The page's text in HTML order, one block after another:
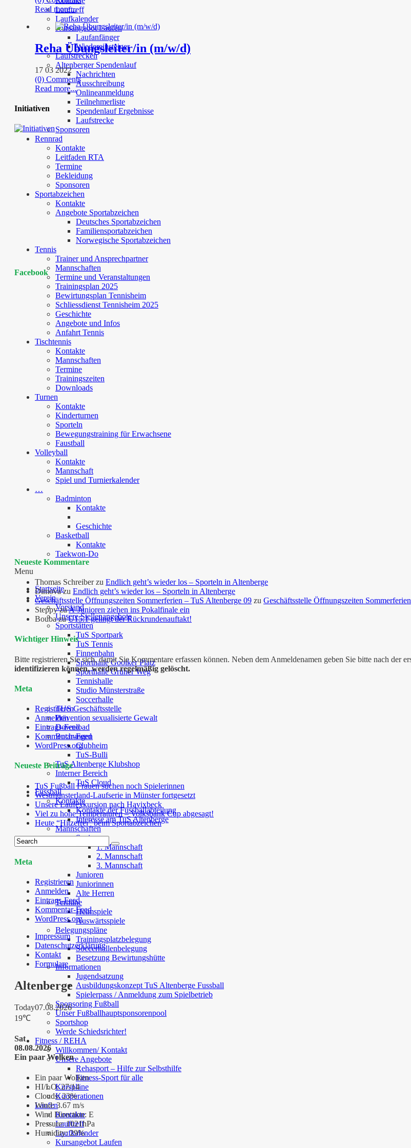
Lauftreff
Laufkalender
Kursangebot Laufen
Laufanfänger
Wiedereinsteiger
Laufstrecken
Altenberger Spendenlauf
Nachrichten
Ausschreibung
Onlineanmeldung
Teilnehmerliste
Spendenlauf Ergebnisse
Laufstrecke
Sponsoren
Rennrad
Kontakte
Leitfaden RTA
Termine
Bekleidung
Sponsoren
Sportabzeichen
Kontakte
Angebote Sportabzeichen
Deutsches Sportabzeichen
Familiensportabzeichen
Norwegische Sportabzeichen
Tennis
Trainer und Ansprechpartner
Mannschaften
Termine und Veranstaltungen
Trainingsplan 2025
Bewirtungsplan Tennisheim
Schliessdienst Tennisheim 2025
Geschichte
Angebote und Infos
Anfahrt Tennis
Tischtennis
Kontakte
Mannschaften
Termine
Trainingszeiten
Downloads
Turnen
Kontakte
Kinderturnen
Sporteln
Bewegungstraining für Erwachsene
Faustball
Volleyball
Kontakte
Mannschaft
Spiel und Turnierkalender
…
Badminton
Kontakte
Geschichte
Basketball
Kontakte
Taekwon-Do
Menu
Startseite
Verein
Vorstand
Unsere Stellenangebote
Sportstätten
TuS Sportpark
TuS Tennis
Finnenbahn
Sporthalle Gooiker Platz
Sporthalle Grüner Weg
Tennishalle
Studio Münsterstraße
Soccerhalle
TUS Geschäftsstelle
Prävention sexualisierte Gewalt
Download
Buchungen
Clubheim
TuS-Bulli
TuS Altenberge Klubshop
Interner Bereich
TuS Cloud
Fussball
Kontakte
Kontakte der Fussballabteilung
Interesse am TuS Altenberge
Mannschaften
Senioren
1. Mannschaft
2. Mannschaft
3. Mannschaft
Junioren
Juniorinnen
Alte Herren
Termine
Heimspiele
Auswärtsspiele
Belegungspläne
Trainingsplatzbelegung
Soccerhallenbelegung
Besetzung Bewirtungshütte
Informationen
Jugendsatzung
Ausbildungskonzept TuS Altenberge Fussball
Spielerpass / Anmeldung zum Spielbetrieb
Sponsoring Fußball
Unser Fußballhauptsponsorenpool
Sportshop
Werde Schiedsrichter!
Fitness / REHA
Willkommen/ Kontakt
Unsere Angebote
Rehasport – Hilfe zur Selbsthilfe
Fitness-Sport für alle
Kurspläne
Kooperationen
Laufen
Kontakte
Lauftreff
Laufkalender
Kursangebot Laufen
Read more...
Reha Übungsleiter/in (m/w/d)
17 03 2022
(0) Comments
Read more...
Initiativen
Facebook
Neueste Kommentare
Thomas Schreiberzu Endlich geht’s wieder los – Sporteln in Altenberge
Dimovazu Endlich geht’s wieder los – Sporteln in Altenberge
Geschäftsstelle Öffnungszeiten Sommerferien – TuS Altenberge 09 zu Geschäftsstelle Öffnungszeiten Sommerferien
SteppyzuA-Junioren ziehen ins Pokalfinale ein
BoubazuU15.1 gelingt der Rückrundenauftakt!
Wichtiger Hinweis
Bitte registrieren Sie sich, damit Sie Kommentare erfassen können. Neben dem Anmeldenamen geben Sie bitte nach der
identifizieren können, werden regelmäßig gelöscht.
Meta
Registrieren
Anmelden
Eintrags-Feed
Kommentar-Feed
WordPress.org
Neueste Beiträge
TuS Fußball Frauen suchen noch Spielerinnen
Westmünsterland-Laufserie in Münster fortgesetzt
Unsere Laufexkursion nach Havixbeck
Viel zu hohe Temperaturen – Volksbank Cup abgesagt!
Heute “Hitzefrei” beim Sportabzeichen
Meta
Registrieren
Anmelden
Eintrags-Feed
Kommentar-Feed
WordPress.org
Impressum
Datenschutzerklärung
Kontakt
Formulare
Altenberge
Today07.08.2026
19℃
Sat
08.08.2026
Ein paar Wolken
Ein paar Wolken
HI/LO:27/14
Clouds:23%
Wind:3.67 m/s
Wind Direction: E
Pressure:1021hPa
Humidity:29%